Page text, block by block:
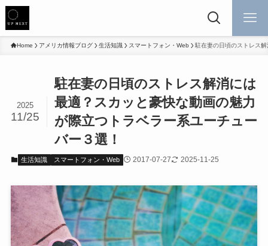
Home アメリカ情報ブログ 生活知識 スマートフォン・Web 駐在妻の日頃のストレス
駐在妻の日頃のストレス解消には
最適？スカッと豪快な動画の魅力
が際立つトラベラー系ユーチュー
バー３選！
2025
11/25
生活知識 スマートフォン・Web 2017-07-27 2025-11-25